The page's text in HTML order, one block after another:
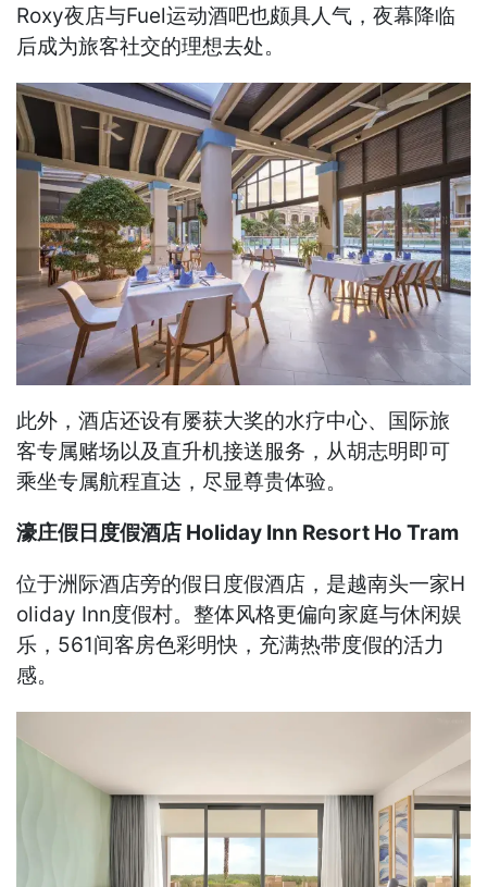
Roxy夜店与Fuel运动酒吧也颇具人气，夜幕降临
后成为旅客社交的理想去处。
此外，酒店还设有屡获大奖的水疗中心、国际旅
客专属赌场以及直升机接送服务，从胡志明即可
乘坐专属航程直达，尽显尊贵体验。
濠庄假日度假酒店 Holiday Inn Resort Ho Tram
位于洲际酒店旁的假日度假酒店，是越南头一家H
oliday Inn度假村。整体风格更偏向家庭与休闲娱
乐，561间客房色彩明快，充满热带度假的活力
感。